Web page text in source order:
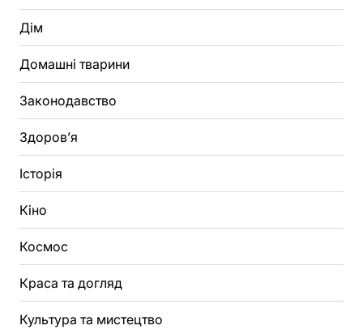
Дім
Домашні тварини
Законодавство
Здоров’я
Історія
Кіно
Космос
Краса та догляд
Культура та мистецтво